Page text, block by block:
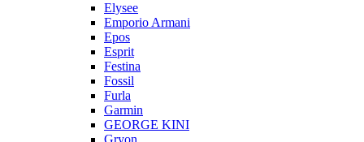
Elysee
Emporio Armani
Epos
Esprit
Festina
Fossil
Furla
Garmin
GEORGE KINI
Gryon